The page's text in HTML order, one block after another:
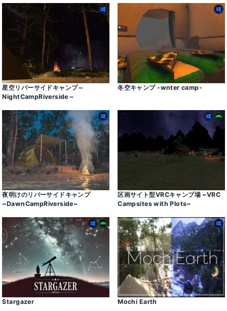
星空リバーサイドキャンプ～
NightCampRiverside～
冬空キャンプ -wnter camp-
夜明けのリバーサイドキャンプ
~DawnCampRiverside~
区画サイト型VRCキャンプ場 ~VRC
Campsites with Plots~
Stargazer Mochi Earth